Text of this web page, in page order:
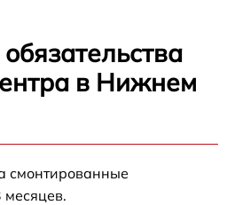
в Нижнем
смонтированные